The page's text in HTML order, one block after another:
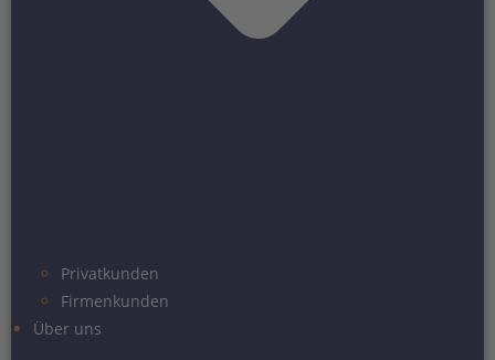
Privatkunden
Firmenkunden
Über uns